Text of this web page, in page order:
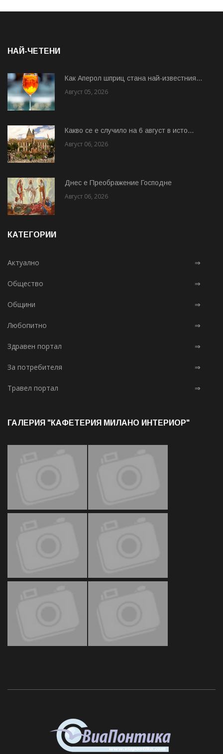
НАЙ-ЧЕТЕНИ
Как Аперол шприц стана най-известния...
Август 05, 2026
Какво се е случило на 6 август в исто...
Август 06, 2026
Днес е Преображение Господне
Август 06, 2026
КАТЕГОРИИ
Актуално ⇒
Общество ⇒
Общини ⇒
Любопитно ⇒
Здравен портал ⇒
За потребителя ⇒
Травел портал ⇒
ГАЛЕРИЯ "КАФЕТЕРИЯ МИЛАНО ИНТЕРИОР"